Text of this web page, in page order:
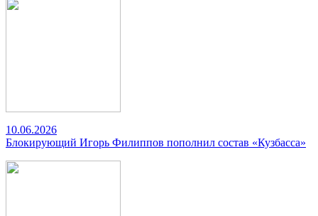
10.06.2026
Блокирующий Игорь Филиппов пополнил состав «Кузбасса»